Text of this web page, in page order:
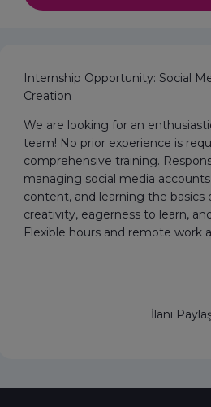
Internship Opportunity: Social
Creation
We are looking for an
team! No prior experience is
comprehensive training.
managing social media
content, and learning the basics
creativity, eagerness to learn,
Flexible hours and remote work
İlanı